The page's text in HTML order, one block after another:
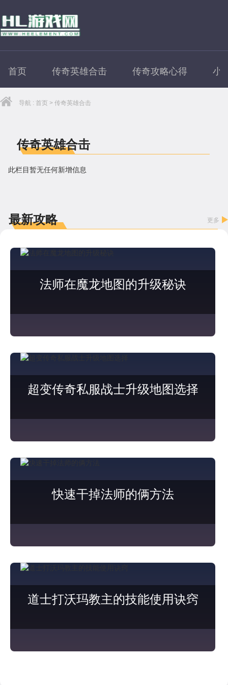
首页 传奇英雄合击 传奇攻略心得 小
导航 : 首页 > 传奇英雄合击
传奇英雄合击
此栏目暂无任何新增信息
最新攻略 更多
法师在魔龙地图的升级秘诀
超变传奇私服战士升级地图选择
快速干掉法师的俩方法
道士打沃玛教主的技能使用诀窍